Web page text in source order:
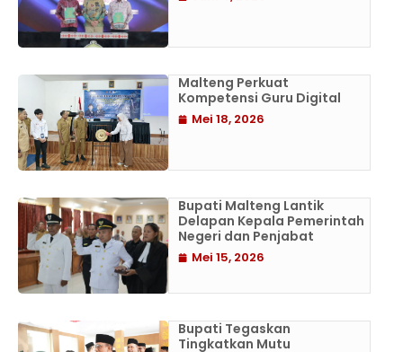
Malteng Perkuat
Kompetensi Guru Digital
Mei 18, 2026
Bupati Malteng Lantik
Delapan Kepala Pemerintah
Negeri dan Penjabat
Mei 15, 2026
Bupati Tegaskan
Tingkatkan Mutu